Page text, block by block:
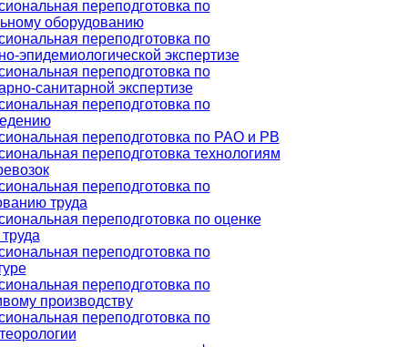
переподготовка по
оборудованию
переподготовка по
эпидемиологической экспертизе
переподготовка по
санитарной экспертизе
переподготовка по
переподготовка по РАО и РВ
переподготовка технологиям
переподготовка по
труда
переподготовка по оценке
переподготовка по
переподготовка по
производству
переподготовка по